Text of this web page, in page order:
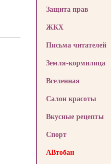
Защита прав
ЖКХ
Письма читателей
Земля-кормилица
Вселенная
Салон красоты
Вкусные рецепты
Спорт
АВтобан